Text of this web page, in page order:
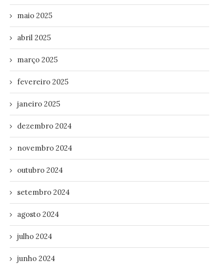
maio 2025
abril 2025
março 2025
fevereiro 2025
janeiro 2025
dezembro 2024
novembro 2024
outubro 2024
setembro 2024
agosto 2024
julho 2024
junho 2024